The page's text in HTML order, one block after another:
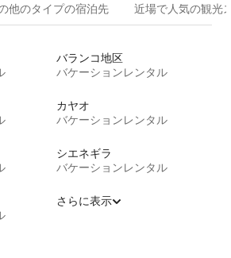
他のタ⁠イ⁠プ⁠の宿⁠泊⁠先 近場で人気の観光
バランコ地区
バケーションレンタル
カヤオ
バケーションレンタル
シエネギラ
バケーションレンタル
さらに表示